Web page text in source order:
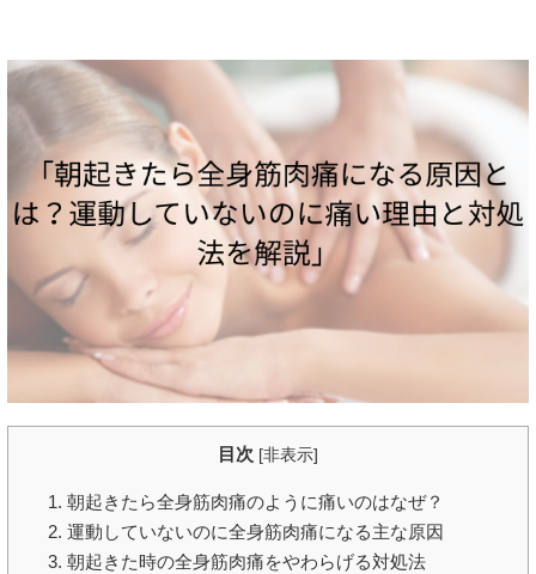
目次 [非表示]
1. 朝起きたら全身筋肉痛のように痛いのはなぜ？
2. 運動していないのに全身筋肉痛になる主な原因
3. 朝起きた時の全身筋肉痛をやわらげる対処法